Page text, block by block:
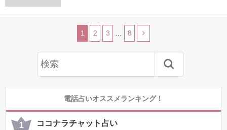
1 2 3 8
電話占いオススメランキング！
ココナラチャット占い